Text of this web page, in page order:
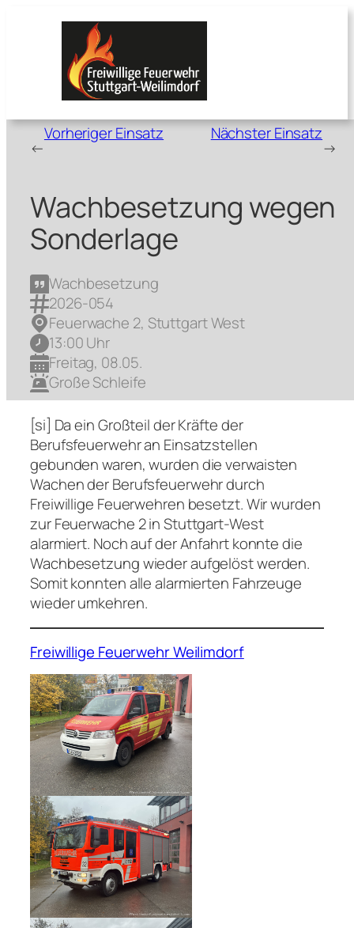
←
Vorheriger Einsatz Nächster Einsatz
→
Wachbesetzung wegen
Sonderlage
Wachbesetzung
2026-054
Feuerwache 2, Stuttgart West
13:00 Uhr
Freitag, 08.05.
Große Schleife
[si] Da ein Großteil der Kräfte der
Berufsfeuerwehr an Einsatzstellen
gebunden waren, wurden die verwaisten
Wachen der Berufsfeuerwehr durch
Freiwillige Feuerwehren besetzt. Wir wurden
zur Feuerwache 2 in Stuttgart-West
alarmiert. Noch auf der Anfahrt konnte die
Wachbesetzung wieder aufgelöst werden.
Somit konnten alle alarmierten Fahrzeuge
wieder umkehren.
Freiwillige Feuerwehr Weilimdorf